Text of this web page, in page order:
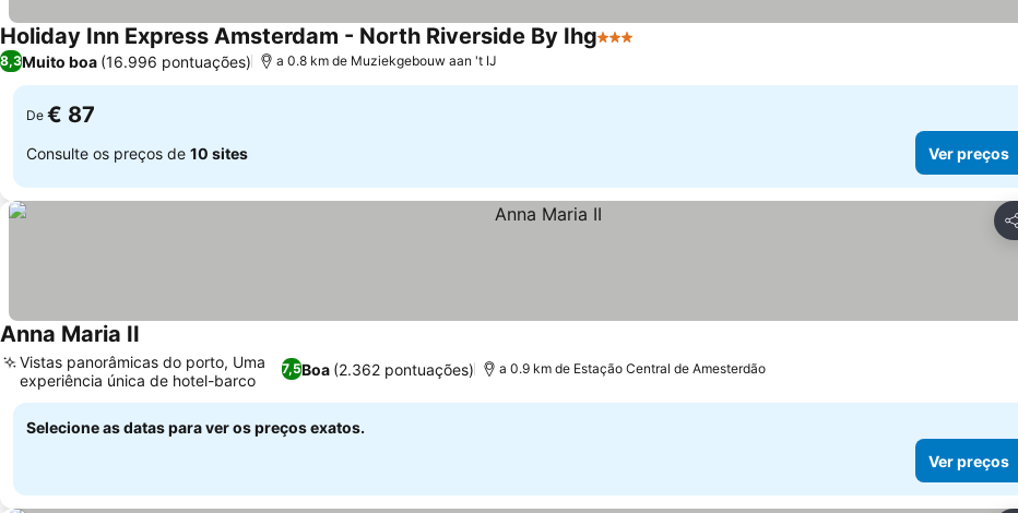
Holiday Inn Express Amsterdam - North Riverside By Ihg3 Estrelas
8,3Muito boa (16.996 pontuações) a 0.8 km de Muziekgebouw aan 't IJ
De € 87
Consulte os preços de 10 sites Ver preços
Anna Maria II
7,5Boa (2.362 pontuações)
Vistas panorâmicas do porto, Uma
experiência única de hotel-barco
a 0.9 km de Estação Central de Amesterdão
Selecione as datas para ver os preços exatos.
Ver preços